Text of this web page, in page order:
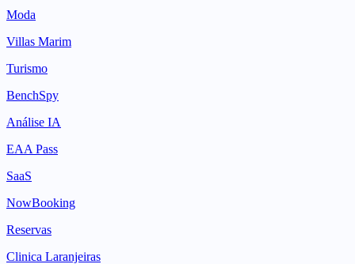
Moda
Villas Marim
Turismo
BenchSpy
Análise IA
EAA Pass
SaaS
NowBooking
Reservas
Clinica Laranjeiras